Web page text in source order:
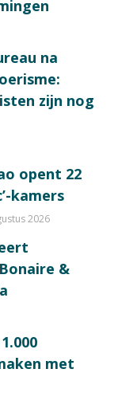
na
zijn nog
opent 22
kamers
2026
&
met